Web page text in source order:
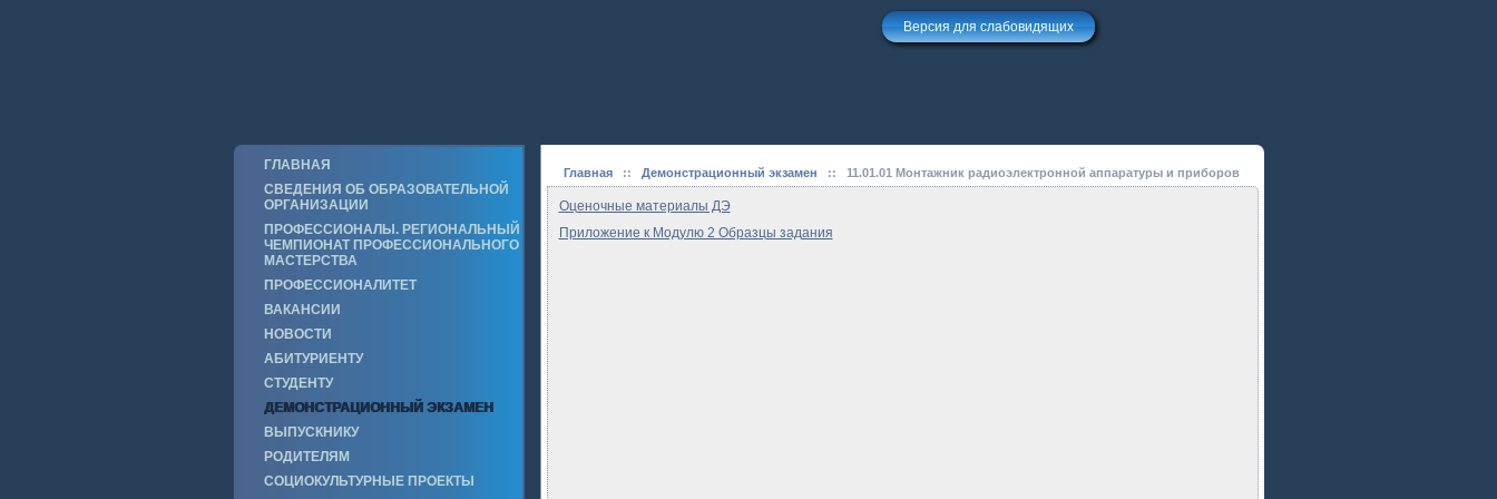
Версия для слабовидящих
ГЛАВНАЯ
СВЕДЕНИЯ ОБ ОБРАЗОВАТЕЛЬНОЙ
ОРГАНИЗАЦИИ
ПРОФЕССИОНАЛЫ. РЕГИОНАЛЬНЫЙ
ЧЕМПИОНАТ ПРОФЕССИОНАЛЬНОГО
МАСТЕРСТВА
ПРОФЕССИОНАЛИТЕТ
ВАКАНСИИ
НОВОСТИ
АБИТУРИЕНТУ
СТУДЕНТУ
ДЕМОНСТРАЦИОННЫЙ ЭКЗАМЕН
ВЫПУСКНИКУ
РОДИТЕЛЯМ
СОЦИОКУЛЬТУРНЫЕ ПРОЕКТЫ
Главная:: Демонстрационный экзамен :: 11.01.01 Монтажник радиоэлектронной аппаратуры и приборов
Оценочные материалы ДЭ
Приложение к Модулю 2 Образцы задания